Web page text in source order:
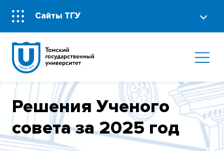
Сайты ТГУ
Решения Ученого
совета за 2025 год